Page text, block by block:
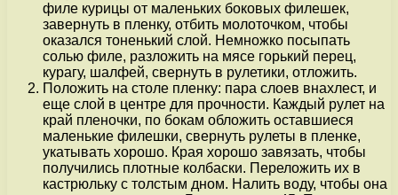
филе курицы от маленьких боковых филешек,
завернуть в пленку, отбить молоточком, чтобы
оказался тоненький слой. Немножко посыпать
солью филе, разложить на мясе горький перец,
курагу, шалфей, свернуть в рулетики, отложить.
Положить на столе пленку: пара слоев внахлест, и
еще слой в центре для прочности. Каждый рулет на
край пленочки, по бокам обложить оставшиеся
маленькие филешки, свернуть рулеты в пленке,
укатывать хорошо. Края хорошо завязать, чтобы
получились плотные колбаски. Переложить их в
кастрюльку с толстым дном. Налить воду, чтобы она